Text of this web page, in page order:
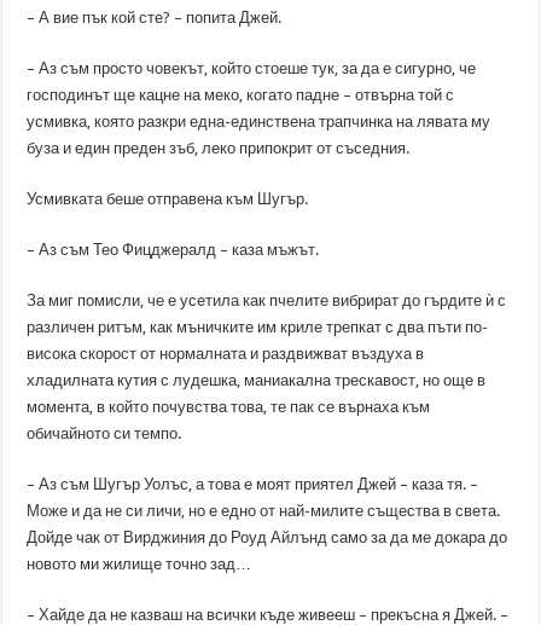
– А вие пък кой сте? – попита Джей.
– Аз съм просто човекът, който стоеше тук, за да е сигурно, че
господинът ще кацне на меко, когато падне – отвърна той с
усмивка, която разкри една-единствена трапчинка на лявата му
буза и един преден зъб, леко припокрит от съседния.
Усмивката беше отправена към Шугър.
– Аз съм Тео Фицджералд – каза мъжът.
За миг помисли, че е усетила как пчелите вибрират до гърдите ѝ с
различен ритъм, как мъничките им криле трепкат с два пъти по-
висока скорост от нормалната и раздвижват въздуха в
хладилната кутия с лудешка, маниакална трескавост, но още в
момента, в който почувства това, те пак се върнаха към
обичайното си темпо.
– Аз съм Шугър Уолъс, а това е моят приятел Джей – каза тя. –
Може и да не си личи, но е едно от най-милите същества в света.
Дойде чак от Вирджиния до Роуд Айлънд само за да ме докара до
новото ми жилище точно зад…
– Хайде да не казваш на всички къде живееш – прекъсна я Джей. –